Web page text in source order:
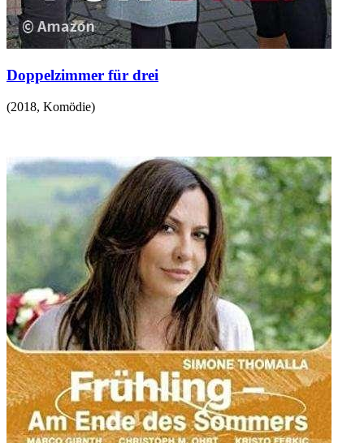
Doppelzimmer für drei
(2018, Komödie)